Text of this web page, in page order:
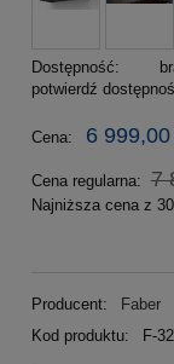
Dostępność:
potwierdź
Cena: 6 999,00
Cena regularna: 7
Najniższa cena z
Producent:
Faber
Kod produktu:
F-